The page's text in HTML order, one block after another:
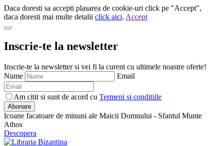
Daca doresti sa accepti plasarea de cookie-uri click pe "Accept",
daca doresti mai multe detalii click aici. Accept
Inscrie-te la newsletter
Inscrie-te la newsletter si vei fi la curent cu ultimele noastre oferte!
Nume
Email
Am citit si sunt de acord cu Termeni si conditiile
Abonare
Icoane facatoare de minuni ale Maicii Domnului - Sfantul Munte
Athos
Descopera